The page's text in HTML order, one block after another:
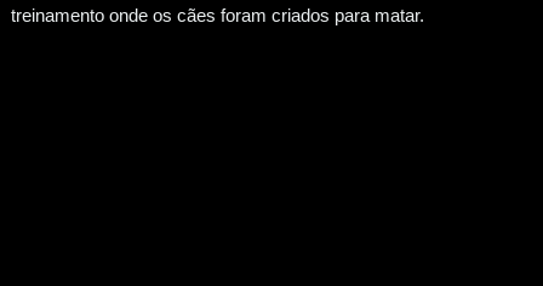
treinamento onde os cães foram criados para matar.